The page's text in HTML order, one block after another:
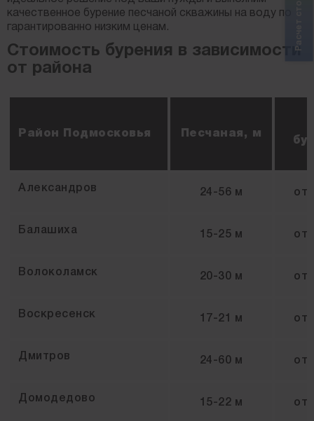
качественное бурение песчаной скважины на воду по
гарантированно низким ценам.
Стоимость бурения в зависимости
от района
Район Подмосковья Песчаная, м
Александров 24-56 м от
Балашиха 15-25 м от
Волоколамск 20-30 м от
Воскресенск 17-21 м от
Дмитров 24-60 м от
Домодедово 15-22 м от